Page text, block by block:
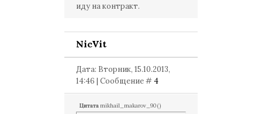
иду на контракт.
NicVit
Дата: Вторник, 15.10.2013,
14:46 | Сообщение #4
Цитатаmikhail_makarov_90()